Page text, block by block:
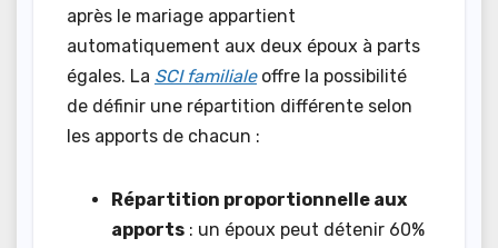
après le mariage appartient
automatiquement aux deux époux à parts
égales. La SCI familialeoffre la possibilité
de définir une répartition différente selon
les apports de chacun :
Répartition proportionnelle aux
apports : un époux peut détenir 60%